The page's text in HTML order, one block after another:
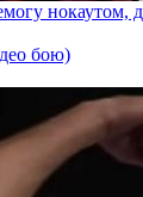
нокаутом,
бою)